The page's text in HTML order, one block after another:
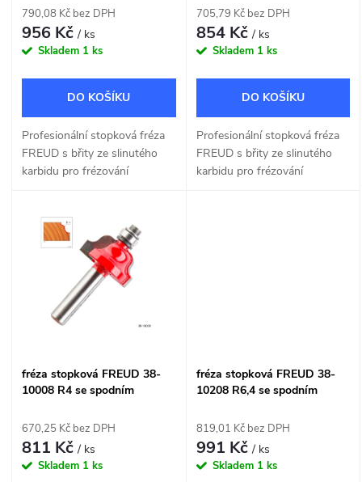
o
u
k
o
d
u
790,08 Kč bez DPH
956 Kč/ ks
Skladem 1 ks
DO KOŠÍKU
Profesionální stopková fréza
FREUD s břity ze slinutého
karbidu pro frézování
705,79 Kč bez DPH
854 Kč/ ks
Skladem 1 ks
DO KOŠÍKU
Profesionální stopková fréza
FREUD s břity ze slinutého
karbidu pro frézování
fréza stopková FREUD 38-
10008 R4 se spodním
670,25 Kč bez DPH
811 Kč/ ks
Skladem 1 ks
fréza stopková FREUD 38-
10208 R6,4 se spodním
819,01 Kč bez DPH
991 Kč/ ks
Skladem 1 ks